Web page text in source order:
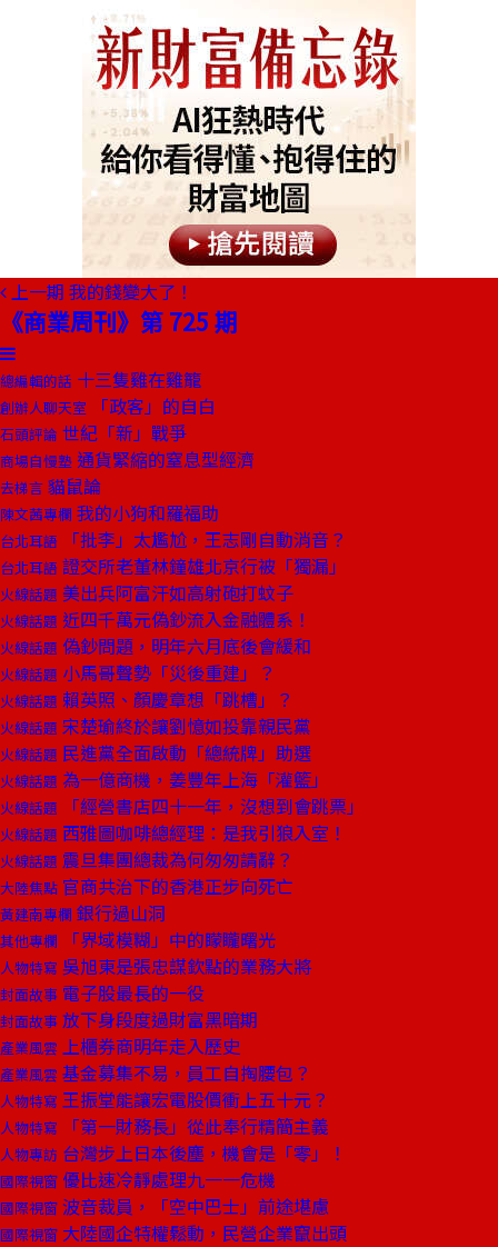
上一期 我的錢變大了！
《商業周刊》第 725 期
總編輯的話 十三隻雞在雞籠
創辦人聊天室 「政客」的自白
石頭評論 世紀「新」戰爭
商場自慢塾 通貨緊縮的窒息型經濟
去梯言 貓鼠論
陳文茜專欄 我的小狗和羅福助
台北耳語 「批李」太尷尬，王志剛自動消音？
台北耳語 證交所老董林鐘雄北京行被「獨漏」
火線話題 美出兵阿富汗如高射砲打蚊子
火線話題 近四千萬元偽鈔流入金融體系！
火線話題 偽鈔問題，明年六月底後會緩和
火線話題 小馬哥聲勢「災後重建」？
火線話題 賴英照、顏慶章想「跳槽」？
火線話題 宋楚瑜終於讓劉憶如投靠親民黨
火線話題 民進黨全面啟動「總統牌」助選
火線話題 為一億商機，姜豐年上海「灌籃」
火線話題 「經營書店四十一年，沒想到會跳票」
火線話題 西雅圖咖啡總經理：是我引狼入室！
火線話題 震旦集團總裁為何匆匆請辭？
大陸焦點 官商共治下的香港正步向死亡
黃建南專欄 銀行過山洞
其他專欄 「界域模糊」中的矇矓曙光
人物特寫 吳旭東是張忠謀欽點的業務大將
封面故事 電子股最長的一役
封面故事 放下身段度過財富黑暗期
產業風雲 上櫃券商明年走入歷史
產業風雲 基金募集不易，員工自掏腰包？
人物特寫 王振堂能讓宏電股價衝上五十元？
人物特寫 「第一財務長」從此奉行精簡主義
人物專訪 台灣步上日本後塵，機會是「零」！
國際視窗 優比速冷靜處理九一一危機
國際視窗 波音裁員，「空中巴士」前途堪慮
國際視窗 大陸國企特權鬆動，民營企業竄出頭